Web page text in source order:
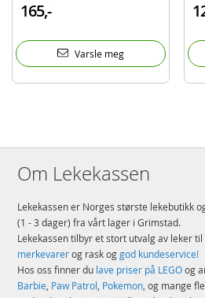
165,-
Varsle meg
Om Lekekassen
Lekekassen er Norges største lekebutikk
(1 - 3 dager) fra vårt lager i Grimstad.
Lekekassen tilbyr et stort utvalg av leker til
merkevarerog rask oggod kundeservice!
Hos oss finner du lave priser på LEGOog
Barbie Paw Patrol Pokemon , og mange